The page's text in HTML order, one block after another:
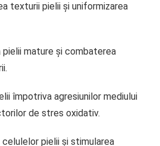
texturii pielii și uniformizarea
mature și combaterea
împotriva agresiunilor mediului
de stres oxidativ.
pielii și stimularea